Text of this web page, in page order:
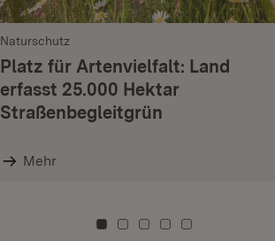
Naturschutz
Platz für Artenvielfalt: Land
erfasst 25.000 Hektar
Straßenbegleitgrün
Mehr
Zu Kachel: 0
Zu Kachel: 3
Zu Kachel: 6
Zu Kachel: 9
Zu Kachel: 12